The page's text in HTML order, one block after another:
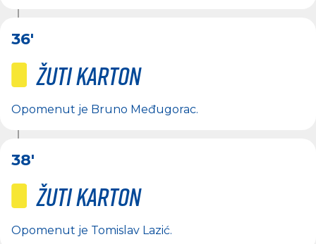
36'
Žuti karton
Opomenut je Bruno Međugorac.
38'
Žuti karton
Opomenut je Tomislav Lazić.